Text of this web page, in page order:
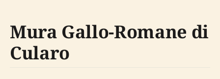
Mura Gallo-Romane di
Cularo